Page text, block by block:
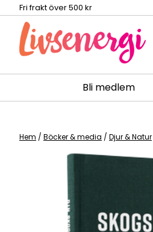
content
Fri frakt över 500 kr
Bli medlem
Hem / Böcker & media / Djur & Natur